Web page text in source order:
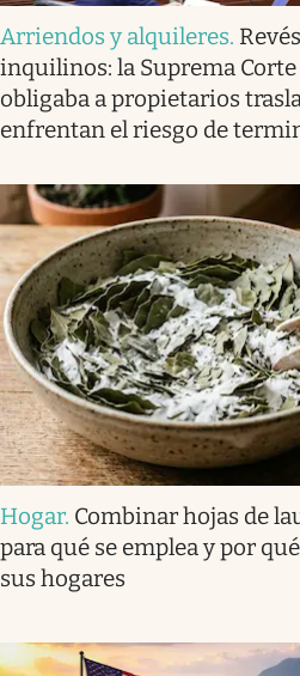
Arriendos y alquileres.
inquilinos: la Suprema
obligaba a propietarios
enfrentan el riesgo de
Hogar. Combinar hojas de
para qué se emplea y por
sus hogares